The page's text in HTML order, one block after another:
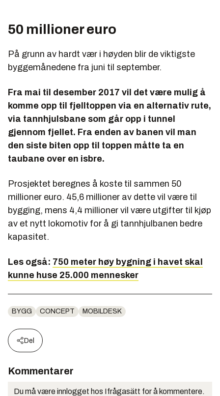
50 millioner euro
På grunn av hardt vær i høyden blir de viktigste
byggemånedene fra juni til september.
Fra mai til desember 2017 vil det være mulig å
komme opp til fjelltoppen via en alternativ rute,
via tannhjulsbane som går opp i tunnel
gjennom fjellet. Fra enden av banen vil man
den siste biten opp til toppen måtte ta en
taubane over en isbre.
Prosjektet beregnes å koste til sammen 50
millioner euro. 45,6 millioner av dette vil være til
bygging, mens 4,4 millioner vil være utgifter til kjøp
av et nytt lokomotiv for å gi tannhjulbanen bedre
kapasitet.
Les også: 750 meter høy bygning i havet skal
kunne huse 25.000 mennesker
BYGG CONCEPT MOBILDESK
Del
Kommentarer
Du må være innlogget hos Ifrågasätt for å kommentere.